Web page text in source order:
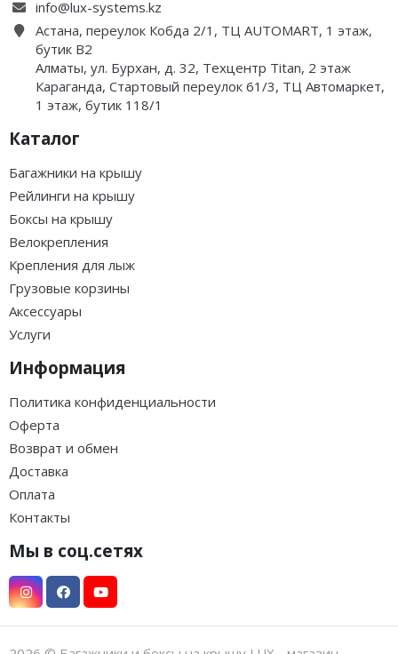
······
LUX TAVR 175 - бокс на
крышу черный
глянцевый 450л
Загружаем варианты
279 000 ₸
В корзину
······
LUX IRBIS 206 - бокс на
······
LUX IRBIS 206 - бокс на
крышу серый глянцевый
Загружаем варианты
294 000 ₸
Под заказ